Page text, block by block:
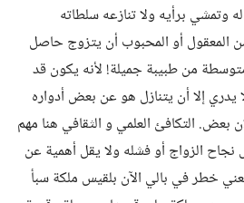
وتمشي برأيه ولا تنازعه سلطاته
المعقول أو المحبوب أن يتزوج حاصل
من طبيبة جميلة! لأنه يكون قد
إلا أن يتنازل هو عن بعض أدواره
بعض. التكافئ العلمي و الثقافي هنا مهم
الزواج أو فشله ولا يقل أهمية عن
خطر في بالي الآن بلقيس ملكة سبأ